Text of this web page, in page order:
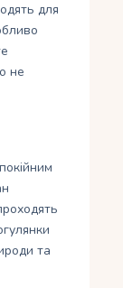
для
не
та